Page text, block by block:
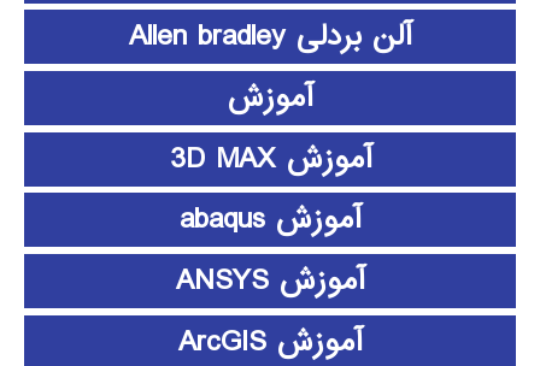
آلن بردلی Allen bradley
آموزش
آموزش 3D MAX
آموزش abaqus
آموزش ANSYS
آموزش ArcGIS